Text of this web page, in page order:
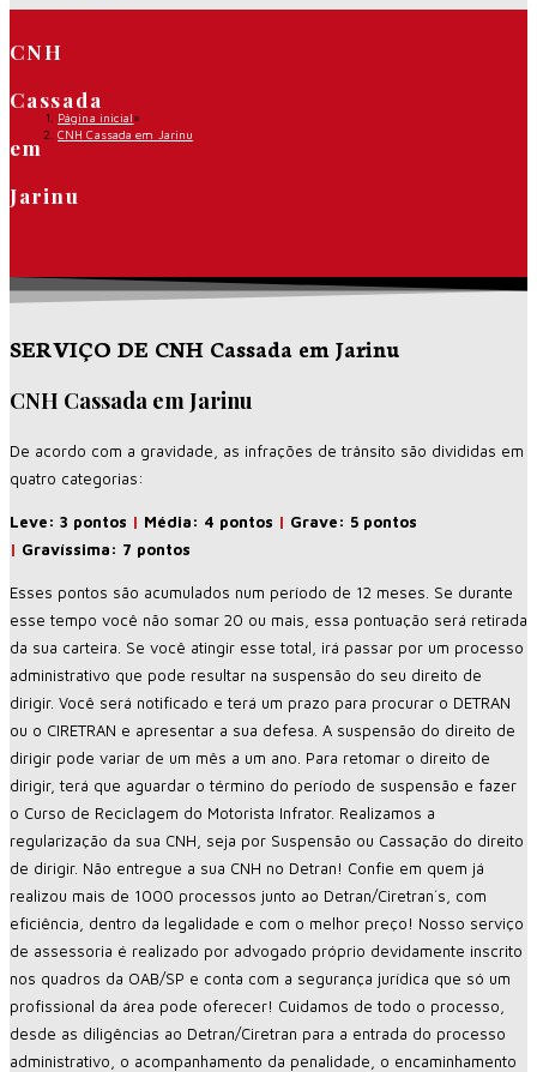
CNH
Cassada
em
Jarinu
Página inicial»
CNH Cassada em Jarinu
SERVIÇO DE CNH Cassada em Jarinu
CNH Cassada em Jarinu
De acordo com a gravidade, as infrações de trânsito são divididas em
quatro categorias:
Leve: 3 pontos | Média: 4 pontos | Grave: 5 pontos
| Gravíssima: 7 pontos
Esses pontos são acumulados num período de 12 meses. Se durante
esse tempo você não somar 20 ou mais, essa pontuação será retirada
da sua carteira. Se você atingir esse total, irá passar por um processo
administrativo que pode resultar na suspensão do seu direito de
dirigir. Você será notificado e terá um prazo para procurar o DETRAN
ou o CIRETRAN e apresentar a sua defesa. A suspensão do direito de
dirigir pode variar de um mês a um ano. Para retomar o direito de
dirigir, terá que aguardar o término do período de suspensão e fazer
o Curso de Reciclagem do Motorista Infrator. Realizamos a
regularização da sua CNH, seja por Suspensão ou Cassação do direito
de dirigir. Não entregue a sua CNH no Detran! Confie em quem já
realizou mais de 1000 processos junto ao Detran/Ciretran´s, com
eficiência, dentro da legalidade e com o melhor preço! Nosso serviço
de assessoria é realizado por advogado próprio devidamente inscrito
nos quadros da OAB/SP e conta com a segurança jurídica que só um
profissional da área pode oferecer! Cuidamos de todo o processo,
desde as diligências ao Detran/Ciretran para a entrada do processo
administrativo, o acompanhamento da penalidade, o encaminhamento